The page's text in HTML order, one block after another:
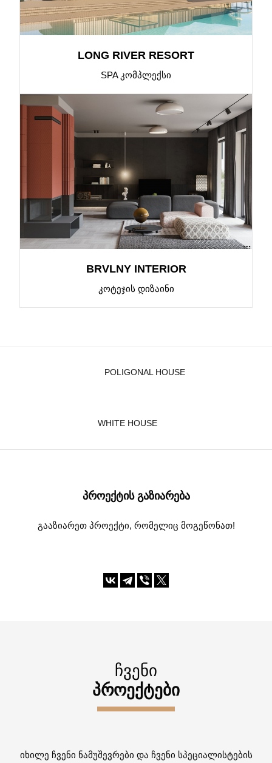
LONG RIVER RESORT
SPA ᲙᲝᲛᲞᲚᲔᲥᲡᲘ
BRVLNY INTERIOR
ᲙᲝᲢᲔᲯᲘᲡ ᲓᲘᲖᲐᲘᲜᲘ
POLIGONAL HOUSE
WHITE HOUSE
ᲞᲠᲝᲔᲥᲢᲘᲡ ᲒᲐᲖᲘᲐᲠᲔᲑᲐ
გააზიარეთ პროექტი, რომელიც მოგეწონათ!
ᲩᲕᲔᲜᲘ
ᲞᲠᲝᲔᲥᲢᲔᲑᲘ
იხილე ჩვენი ნამუშევრები და ჩვენი სპეციალისტების